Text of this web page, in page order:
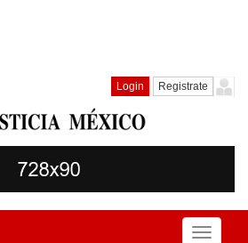
Login Registrate
Toggle